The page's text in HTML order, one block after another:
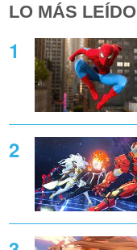
LO MÁS LEÍDO